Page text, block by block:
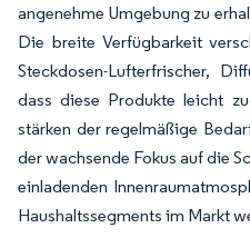
angenehme Umgebung zu
Die breite Verfügbarkeit
Steckdosen-Lufterfrischer,
dass diese Produkte leicht
stärken der regelmäßige
der wachsende Fokus auf die
einladenden
Haushaltssegments im Markt